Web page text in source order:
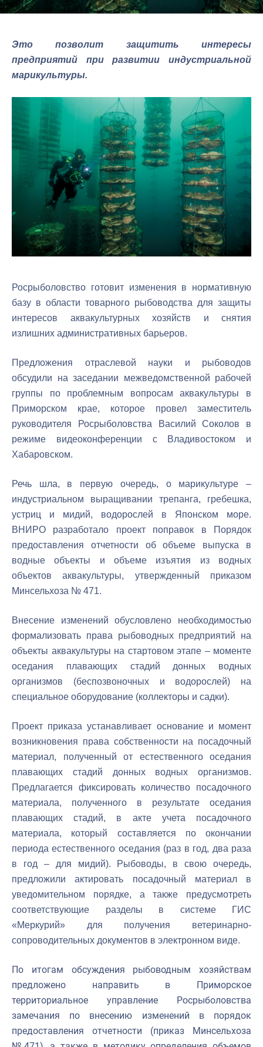
Это позволит защитить интересы
предприятий при развитии индустриальной
марикультуры.
Росрыболовство готовит изменения в нормативную
базу в области товарного рыбоводства для защиты
интересов аквакультурных хозяйств и снятия
излишних административных барьеров.
Предложения отраслевой науки и рыбоводов
обсудили на заседании межведомственной рабочей
группы по проблемным вопросам аквакультуры в
Приморском крае, которое провел заместитель
руководителя Росрыболовства Василий Соколов в
режиме видеоконференции с Владивостоком и
Хабаровском.
Речь шла, в первую очередь, о марикультуре –
индустриальном выращивании трепанга, гребешка,
устриц и мидий, водорослей в Японском море.
ВНИРО разработало проект поправок в Порядок
предоставления отчетности об объеме выпуска в
водные объекты и объеме изъятия из водных
объектов аквакультуры, утвержденный приказом
Минсельхоза № 471.
Внесение изменений обусловлено необходимостью
формализовать права рыбоводных предприятий на
объекты аквакультуры на стартовом этапе – моменте
оседания плавающих стадий донных водных
организмов (беспозвоночных и водорослей) на
специальное оборудование (коллекторы и садки).
Проект приказа устанавливает основание и момент
возникновения права собственности на посадочный
материал, полученный от естественного оседания
плавающих стадий донных водных организмов.
Предлагается фиксировать количество посадочного
материала, полученного в результате оседания
плавающих стадий, в акте учета посадочного
материала, который составляется по окончании
периода естественного оседания (раз в год, два раза
в год – для мидий). Рыбоводы, в свою очередь,
предложили актировать посадочный материал в
уведомительном порядке, а также предусмотреть
соответствующие разделы в системе ГИС
«Меркурий» для получения ветеринарно-
сопроводительных документов в электронном виде.
По итогам обсуждения рыбоводным хозяйствам
предложено направить в Приморское
территориальное управление Росрыболовства
замечания по внесению изменений в порядок
предоставления отчетности (приказ Минсельхоза